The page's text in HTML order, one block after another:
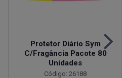
Protetor Diário Sym
C/Fragância Pacote 80
Unidades
Código: 26188